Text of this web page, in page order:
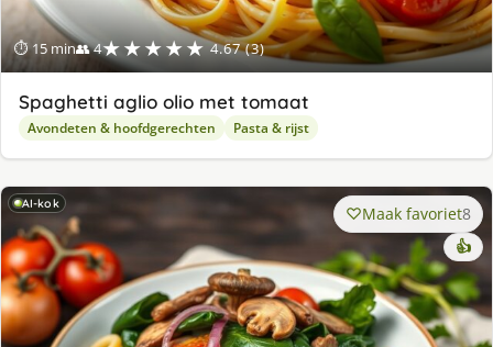
⏱ 15 min👥 4★★★★★ 4.67 (3)
Spaghetti aglio olio met tomaat
Avondeten & hoofdgerechten Pasta & rijst
AI-kok Maak favoriet8
👍